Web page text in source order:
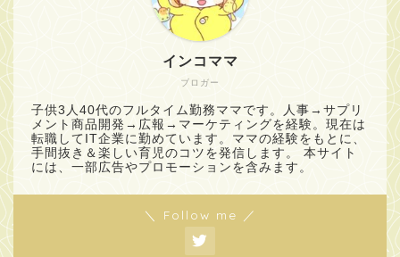
ブロガー
インコママ
子供3人40代のフルタイム勤務ママです。人事→サプリ
メント商品開発→広報→マーケティングを経験。現在は
転職してIT企業に勤めています。ママの経験をもとに、
手間抜き＆楽しい育児のコツを発信します。 本サイト
には、一部広告やプロモーションを含みます。
＼ Follow me ／